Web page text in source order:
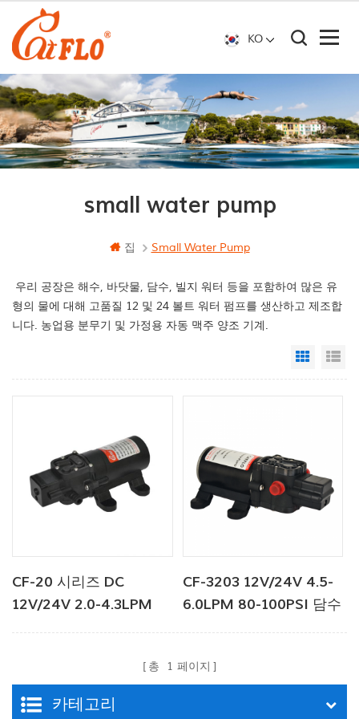
KO
small water pump
집 Small Water Pump
우리 공장은 해수, 바닷물, 담수, 빌지 워터 등을 포함하여 많은 유
형의 물에 대해 고품질 12 및 24 볼트 워터 펌프를 생산하고 제조합
니다. 농업용 분무기 및 가정용 자동 맥주 양조 기계.
Grid
CF-20 시리즈 DC
12V/24V 2.0-4.3LPM
CF-3203 12V/24V 4.5-
6.0LPM 80-100PSI 담수
총 1 페이지
카테고리